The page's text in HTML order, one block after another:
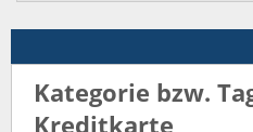
Kategorie bzw.
Kreditkarte